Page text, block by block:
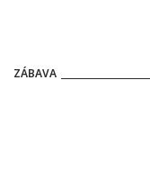
ZÁBAVA